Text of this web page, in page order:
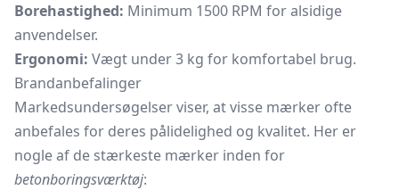
Borehastighed: Minimum 1500 RPM for alsidige
anvendelser.
Ergonomi: Vægt under 3 kg for komfortabel brug.
Brandanbefalinger
Markedsundersøgelser viser, at visse mærker ofte
anbefales for deres pålidelighed og kvalitet. Her er
nogle af de stærkeste mærker inden for
betonboringsværktøj: